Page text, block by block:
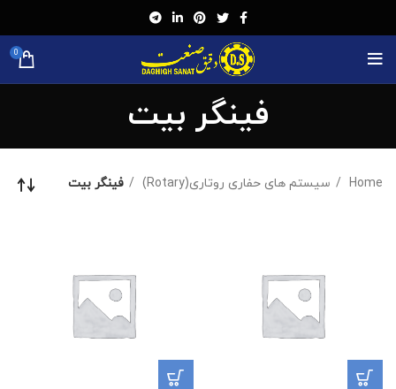
0
فینگر بیت
Home سیستم های حفاری روتاری(Rotary) فینگر بیت